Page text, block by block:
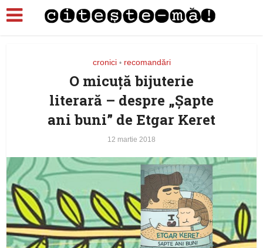
cronici • recomandări
O micuţă bijuterie
literară – despre „Şapte
ani buni” de Etgar Keret
12 martie 2018